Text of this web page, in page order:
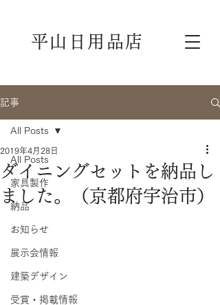
平山日用品店
記事
All Posts
家具製作
納品
お知らせ
展示会情報
建築デザイン
受賞・掲載情報
All Posts
ダイニングセットを納品し
ました。（京都府宇治市）
2019年4月28日